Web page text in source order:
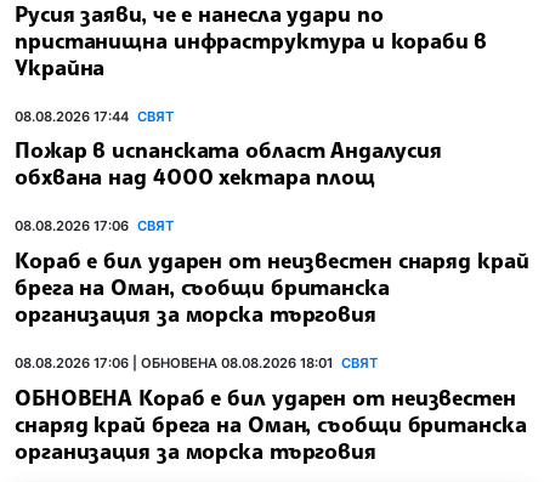
Русия заяви, че е нанесла удари по
пристанищна инфраструктура и кораби в
Украйна
08.08.2026 17:44 СВЯТ
Пожар в испанската област Андалусия
обхвана над 4000 хектара площ
08.08.2026 17:06 СВЯТ
Кораб е бил ударен от неизвестен снаряд край
брега на Оман, съобщи британска
организация за морска търговия
08.08.2026 17:06 | ОБНОВЕНА 08.08.2026 18:01 СВЯТ
ОБНОВЕНА Кораб е бил ударен от неизвестен
снаряд край брега на Оман, съобщи британска
организация за морска търговия